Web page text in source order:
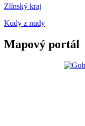
Zlínský kraj
Kudy z nudy
Mapový portál